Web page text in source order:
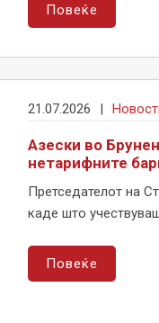
Повеќе
21.07.2026 |
Азески во
нетарифните
Претседателот на
каде што
Повеќе